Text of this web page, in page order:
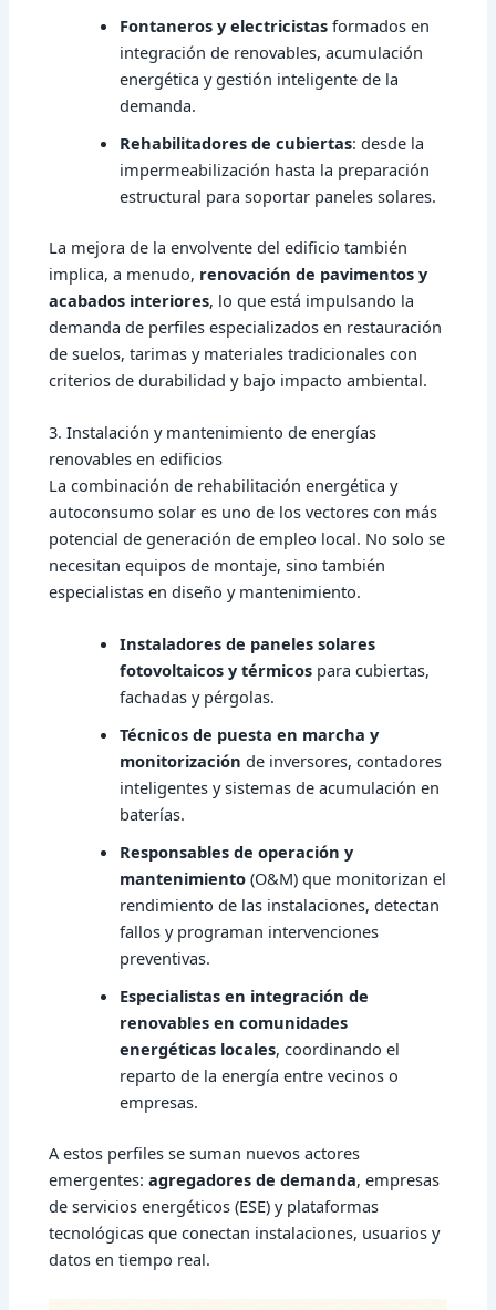
Fontaneros y electricistas formados en
integración de renovables, acumulación
energética y gestión inteligente de la
demanda.
Rehabilitadores de cubiertas: desde la
impermeabilización hasta la preparación
estructural para soportar paneles solares.
La mejora de la envolvente del edificio también
implica, a menudo, renovación de pavimentos y
acabados interiores, lo que está impulsando la
demanda de perfiles especializados en restauración
de suelos, tarimas y materiales tradicionales con
criterios de durabilidad y bajo impacto ambiental.
3. Instalación y mantenimiento de energías
renovables en edificios
La combinación de rehabilitación energética y
autoconsumo solar es uno de los vectores con más
potencial de generación de empleo local. No solo se
necesitan equipos de montaje, sino también
especialistas en diseño y mantenimiento.
Instaladores de paneles solares
fotovoltaicos y térmicos para cubiertas,
fachadas y pérgolas.
Técnicos de puesta en marcha y
monitorización de inversores, contadores
inteligentes y sistemas de acumulación en
baterías.
Responsables de operación y
mantenimiento (O&M) que monitorizan el
rendimiento de las instalaciones, detectan
fallos y programan intervenciones
preventivas.
Especialistas en integración de
renovables en comunidades
energéticas locales, coordinando el
reparto de la energía entre vecinos o
empresas.
A estos perfiles se suman nuevos actores
emergentes:agregadores de demanda, empresas
de servicios energéticos (ESE) y plataformas
tecnológicas que conectan instalaciones, usuarios y
datos en tiempo real.